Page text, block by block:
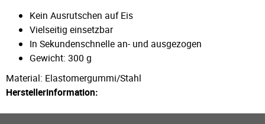
Kein Ausrutschen auf Eis
Vielseitig einsetzbar
In Sekundenschnelle an- und ausgezogen
Gewicht: 300 g
Material: Elastomergummi/Stahl
Herstellerinformation: